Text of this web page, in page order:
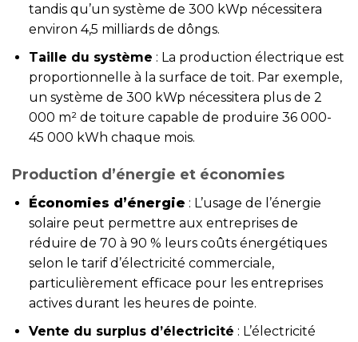
tandis qu’un système de 300 kWp nécessitera
environ 4,5 milliards de dôngs.
Taille du système : La production électrique est
proportionnelle à la surface de toit. Par exemple,
un système de 300 kWp nécessitera plus de 2
000 m² de toiture capable de produire 36 000-
45 000 kWh chaque mois.
Production d’énergie et économies
Économies d’énergie : L’usage de l’énergie
solaire peut permettre aux entreprises de
réduire de 70 à 90 % leurs coûts énergétiques
selon le tarif d’électricité commerciale,
particulièrement efficace pour les entreprises
actives durant les heures de pointe.
Vente du surplus d’électricité : L’électricité